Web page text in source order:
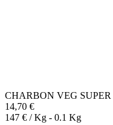
CHARBON VEG
14,70 €
147 € / Kg - 0.1 Kg